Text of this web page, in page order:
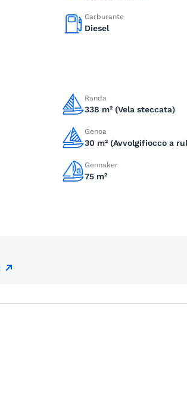
Carburante
Diesel
Randa
338 m² (Vela steccata)
Genoa
30 m² (Avvolgifiocco a
Gennaker
75 m²